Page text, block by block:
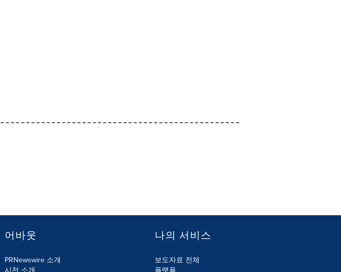
어바웃
PRNewswire 소개
나의 서비스
보도자료 전체